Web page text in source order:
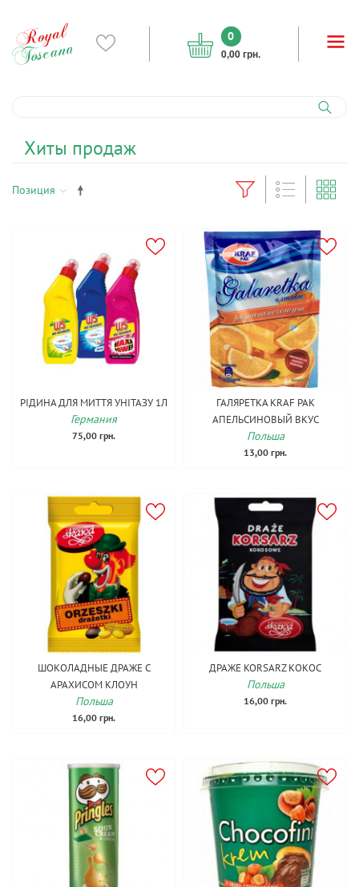
0
0,00 грн.
Хиты продаж
Позиция
РІДИНА ДЛЯ МИТТЯ УНІТАЗУ 1Л
Германия
75,00 грн.
ГАЛЯРЕТКА KRAF PAK
АПЕЛЬСИНОВЫЙ ВКУС
Польша
13,00 грн.
ШОКОЛАДНЫЕ ДРАЖЕ С
АРАХИСОМ КЛОУН
Польша
16,00 грн.
ДРАЖЕ KORSARZ КОКОС
Польша
16,00 грн.